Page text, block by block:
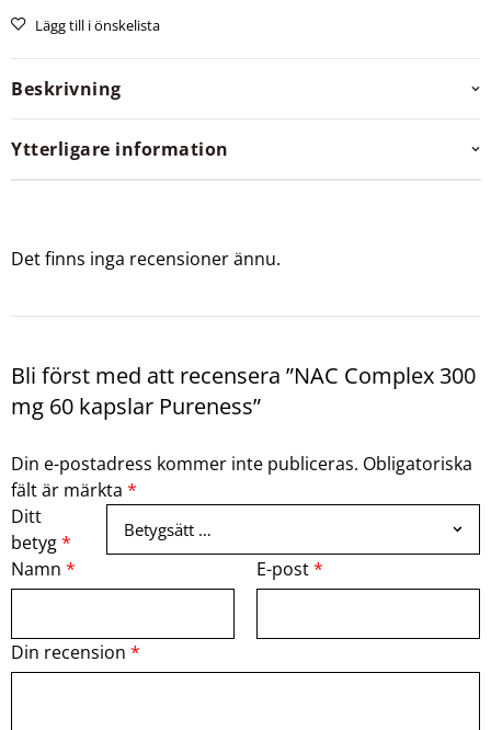
Lägg till i önskelista
Beskrivning
Ytterligare information
Det finns inga recensioner ännu.
Bli först med att recensera ”NAC Complex 300
mg 60 kapslar Pureness”
Din e-postadress kommer inte publiceras. Obligatoriska
fält är märkta *
Ditt
betyg*
Din recension *
Namn * E-post*